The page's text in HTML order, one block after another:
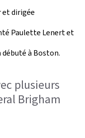
et dirigée
Paulette Lenert et
à Boston.
plusieurs
Brigham